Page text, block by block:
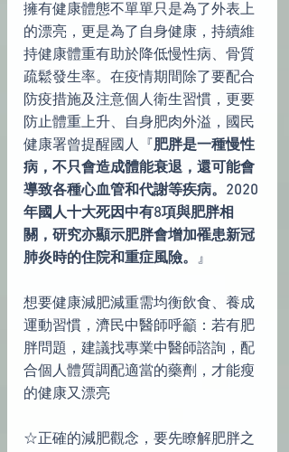
擁有健康體態不單單只是為了外表上
的漂亮，更是為了自身健康，持續維
持健康體重有助於降低慢性病、骨質
疏鬆發生率。在疫情期間除了要配合
防疫措施及注意個人衛生習慣，更要
防止體重上升、自身肥肉外溢，國民
健康署曾提醒國人『 肥胖是一種慢性
病，不只會造成體能衰退，還可能會
導致各種心血管和代謝等疾病。2020
年國人十大死因中有8項與肥胖相
關，研究亦顯示肥胖會增加罹患新冠
肺炎時的住院和重症風險。 』
想要健康減肥減重需均衡飲食、養成
運動習慣，濟民中醫師呼籲：若有肥
胖問題，建議找專業中醫師諮詢，配
合個人體質調配適當的藥劑，才能瘦
的健康又漂亮
☆正確的減肥觀念，要先瞭解肥胖之